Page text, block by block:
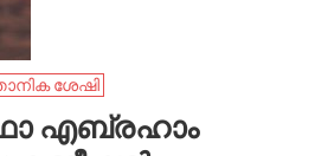
ശേഷി
എബ്രഹാം